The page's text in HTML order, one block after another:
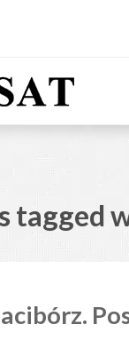
tagged